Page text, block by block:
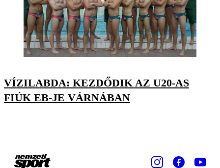
VÍZILABDA: KEZDŐDIK AZ U20-AS
FIÚK EB-JE VÁRNÁBAN